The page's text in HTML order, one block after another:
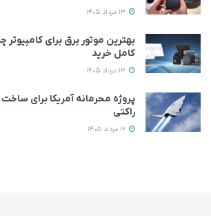
بهترین موتور برق برای
کامل خرید
پروژه محرمانه آمریکا برای
راکتی